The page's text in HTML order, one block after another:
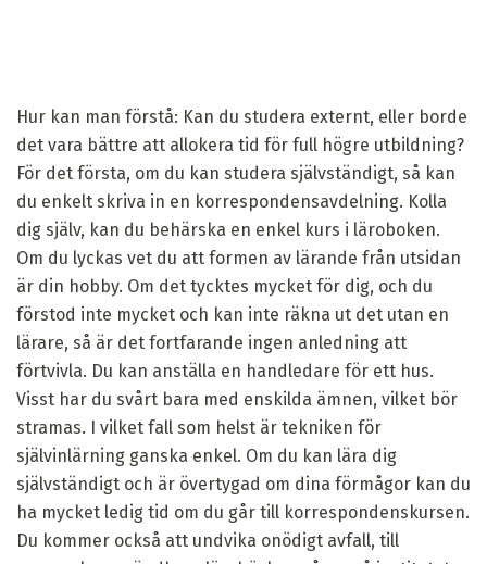
Hur kan man förstå: Kan du studera externt, eller borde
det vara bättre att allokera tid för full högre utbildning?
För det första, om du kan studera självständigt, så kan
du enkelt skriva in en korrespondensavdelning. Kolla
dig själv, kan du behärska en enkel kurs i läroboken.
Om du lyckas vet du att formen av lärande från utsidan
är din hobby. Om det tycktes mycket för dig, och du
förstod inte mycket och kan inte räkna ut det utan en
lärare, så är det fortfarande ingen anledning att
förtvivla. Du kan anställa en handledare för ett hus.
Visst har du svårt bara med enskilda ämnen, vilket bör
stramas. I vilket fall som helst är tekniken för
självinlärning ganska enkel. Om du kan lära dig
självständigt och är övertygad om dina förmågor kan du
ha mycket ledig tid om du går till korrespondenskursen.
Du kommer också att undvika onödigt avfall, till